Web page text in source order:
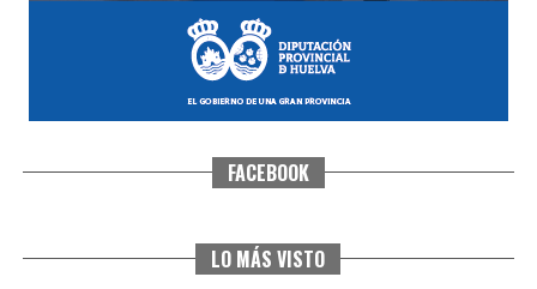
CUARTA CORRIDA DE LAS FIESTAS COLOMBINAS
Huelvatv
FACEBOOK
LO MÁS VISTO